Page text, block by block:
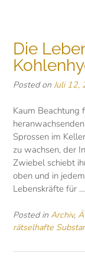
Die
Posted on Juli 12,
Kaum Beachtung
Sprossen im
zu wachsen, der
Zwiebel schiebt
oben und in
Lebenskräfte für …
Posted in Archiv,
rätselhafte